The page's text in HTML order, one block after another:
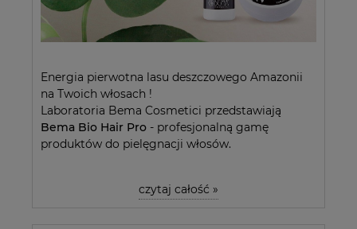
Energia pierwotna lasu deszczowego Amazonii
na Twoich włosach !
Laboratoria Bema Cosmetici przedstawiają
Bema Bio Hair Pro - profesjonalną gamę
produktów do pielęgnacji włosów.
czytaj całość »